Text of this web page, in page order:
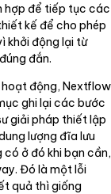
hợp để tiếp tục các
kế để cho phép
khởi động lại từ
đắn.
hoạt động, Nextflow
ghi lại các bước
giải pháp thiết lập
lượng đĩa lưu
ở đó khi bạn cần,
Đó là một lỗi
quả thì giống